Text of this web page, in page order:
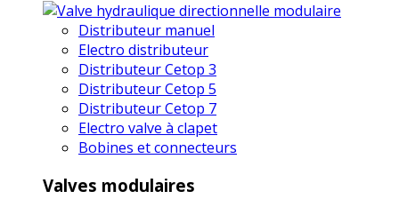
Distributeur manuel
Electro distributeur
Distributeur Cetop 3
Distributeur Cetop 5
Distributeur Cetop 7
Electro valve à clapet
Bobines et connecteurs
Valves modulaires